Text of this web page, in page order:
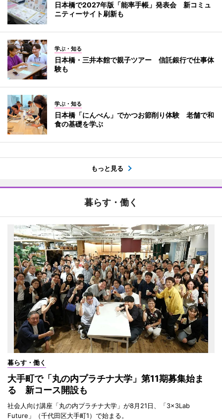
日本橋で2027年版「能率手帳」発表会 新コミュ
ニティーサイト刷新も
学ぶ・知る
日本橋・三井本館で親子ツアー 信託銀行で仕事体
験も
学ぶ・知る
日本橋「にんべん」でかつお節削り体験 老舗で和
食の基礎を学ぶ
もっと見る
暮らす・働く
暮らす・働く
大手町で「丸の内プラチナ大学」第11期募集始ま
る 新コース開設も
社会人向け講座「丸の内プラチナ大学」が8月21日、「3×3Lab
Future」（千代田区大手町1）で始まる。